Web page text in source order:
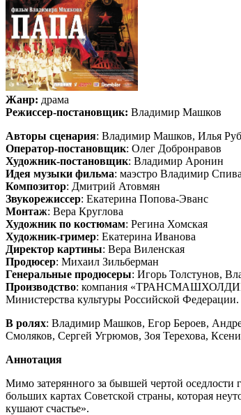
Жанр: драма
Режиссер-постановщик: Владимир Машков
Авторы сценария: Владимир Машков, Илья
Оператор-постановщик: Олег Добронравов
Художник-постановщик: Владимир Аронин
Идея музыки фильма: маэстро Владимир
Композитор: Дмитрий Атовмян
Звукорежиссер: Екатерина Попова-Эванс
Монтаж: Вера Круглова
Художник по костюмам: Регина Хомская
Художник-гример: Екатерина Иванова
Директор картины: Вера Виленская
Продюсер: Михаил Зильберман
Генеральные продюсеры: Игорь Толстунов,
Производство: компания
Министерства культуры Российской Федерации.
В ролях: Владимир Машков, Егор Бероев,
Смоляков, Сергей Угрюмов, Зоя Терехова,
Аннотация
Мимо затерянного за бывшей чертой оседлости
больших картах Советской страны, которая
кушают счастье».